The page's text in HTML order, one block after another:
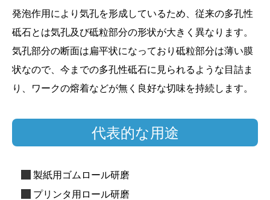
発泡作用により気孔を形成しているため、従来の多孔性
砥石とは気孔及び砥粒部分の形状が大きく異なります。
気孔部分の断面は扁平状になっており砥粒部分は薄い膜
状なので、今までの多孔性砥石に見られるような目詰ま
り、ワークの熔着などが無く良好な切味を持続します。
代表的な用途
製紙用ゴムロール研磨
プリンタ用ロール研磨